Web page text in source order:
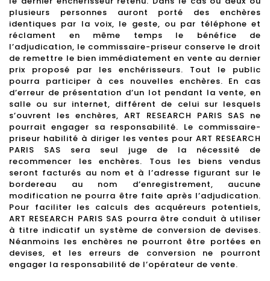
plusieurs personnes auront porté des enchères
identiques par la voix, le geste, ou par téléphone et
réclament en même temps le bénéfice de
l’adjudication, le commissaire-priseur conserve le droit
de remettre le bien immédiatement en vente au dernier
prix proposé par les enchérisseurs. Tout le public
pourra participer à ces nouvelles enchères. En cas
d’erreur de présentation d’un lot pendant la vente, en
salle ou sur internet, différent de celui sur lesquels
s’ouvrent les enchères, ART RESEARCH PARIS SAS ne
pourrait engager sa responsabilité. Le commissaire-
priseur habilité à diriger les ventes pour ART RESEARCH
PARIS SAS sera seul juge de la nécessité de
recommencer les enchères. Tous les biens vendus
seront facturés au nom et à l’adresse figurant sur le
bordereau au nom d’enregistrement, aucune
modification ne pourra être faite après l’adjudication.
Pour faciliter les calculs des acquéreurs potentiels,
ART RESEARCH PARIS SAS pourra être conduit à utiliser
à titre indicatif un système de conversion de devises.
Néanmoins les enchères ne pourront être portées en
devises, et les erreurs de conversion ne pourront
engager la responsabilité de l’opérateur de vente.